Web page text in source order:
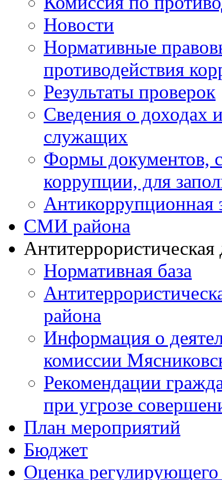
Новости
Нормативные
противодействия
Результаты проверок
Сведения о доходах
служащих
Формы документов,
коррупции, для
Антикоррупционная
СМИ района
Антитеррористическая
Нормативная база
района
Информация о
комиссии
Рекомендации
при угрозе
План мероприятий
Бюджет
Оценка регулирующего